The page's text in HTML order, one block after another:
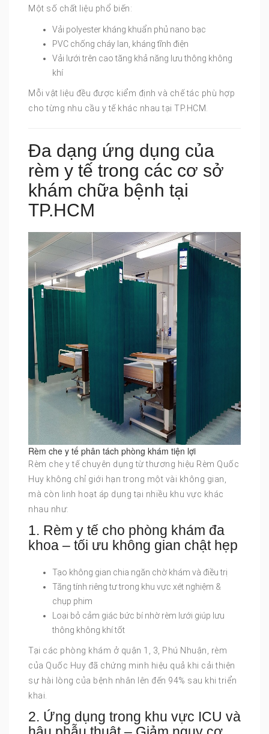
Một số chất liệu phổ biến:
Vải polyester kháng khuẩn phủ nano bạc
PVC chống cháy lan, kháng tĩnh điện
Vải lưới trên cao tăng khả năng lưu thông không
khí
Mỗi vật liệu đều được kiểm định và chế tác phù hợp
cho từng nhu cầu y tế khác nhau tại TP.HCM.
Đa dạng ứng dụng của
rèm y tế trong các cơ sở
khám chữa bệnh tại
TP.HCM
Rèm che y tế phân tách phòng khám tiện lợi
Rèm che y tế chuyên dụng từ thương hiệu Rèm Quốc
Huy không chỉ giới hạn trong một vài không gian,
mà còn linh hoạt áp dụng tại nhiều khu vực khác
nhau như:
1. Rèm y tế cho phòng khám đa
khoa – tối ưu không gian chật hẹp
Tạo không gian chia ngăn chờ khám và điều trị
Tăng tính riêng tư trong khu vực xét nghiệm &
chụp phim
Loại bỏ cảm giác bức bí nhờ rèm lưới giúp lưu
thông không khí tốt
Tại các phòng khám ở quận 1, 3, Phú Nhuận, rèm
của Quốc Huy đã chứng minh hiệu quả khi cải thiện
sự hài lòng của bệnh nhân lên đến 94% sau khi triển
khai.
2. Ứng dụng trong khu vực ICU và